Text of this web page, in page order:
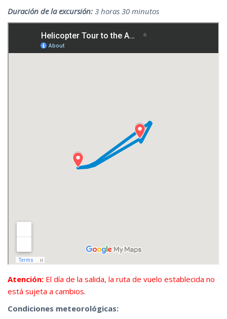
Duración de la excursión: 3 horas 30 minutos
Atención: El día de la salida, la ruta de vuelo establecida no
está sujeta a cambios.
Condiciones meteorológicas: